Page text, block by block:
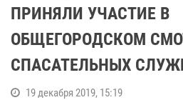
ПРИНЯЛИ УЧАСТИЕ В
ОБЩЕГОРОДСКОМ
СПАСАТЕЛЬНЫХ
19 декабря 2019, 15:19